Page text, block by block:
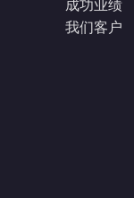
成功业绩
我们客户